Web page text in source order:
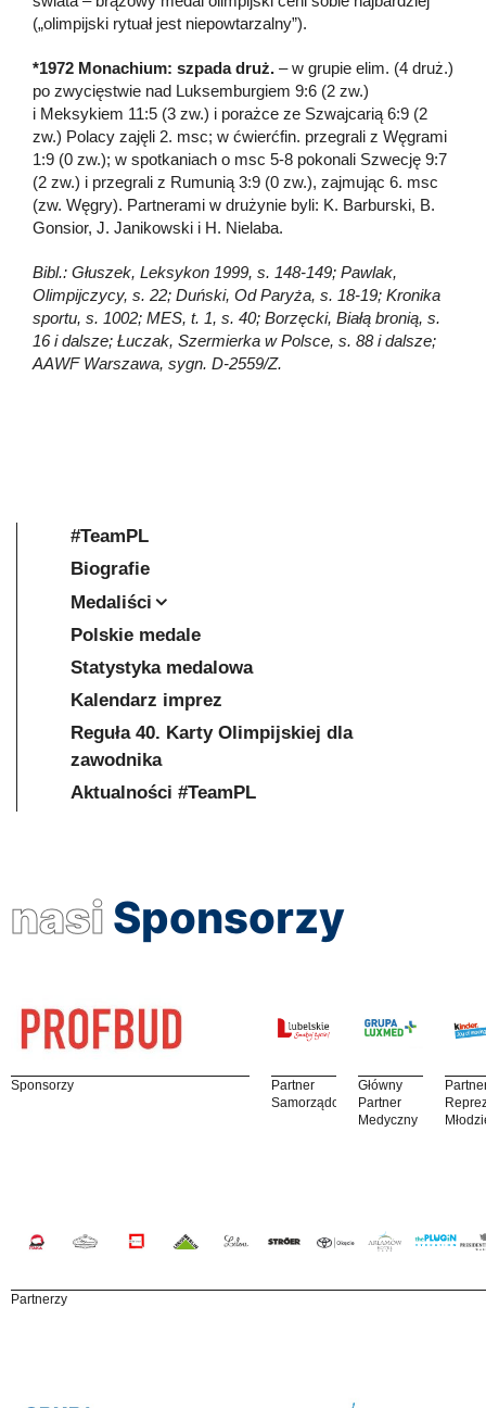
(„olimpijski rytuał jest niepowtarzalny”).
*1972 Monachium: szpada druż. – w grupie elim. (4 druż.)
po zwycięstwie nad Luksemburgiem 9:6 (2 zw.)
i Meksykiem 11:5 (3 zw.) i porażce ze Szwajcarią 6:9 (2
zw.) Polacy zajęli 2. msc; w ćwierćfin. przegrali z Węgrami
1:9 (0 zw.); w spotkaniach o msc 5-8 pokonali Szwecję 9:7
(2 zw.) i przegrali z Rumunią 3:9 (0 zw.), zajmując 6. msc
(zw. Węgry). Partnerami w drużynie byli: K. Barburski, B.
Gonsior, J. Janikowski i H. Nielaba.
Bibl.: Głuszek, Leksykon 1999, s. 148-149; Pawlak,
Olimpijczycy, s. 22; Duński, Od Paryża, s. 18-19; Kronika
sportu, s. 1002; MES, t. 1, s. 40; Borzęcki, Białą bronią, s.
16 i dalsze; Łuczak, Szermierka w Polsce, s. 88 i dalsze;
AAWF Warszawa, sygn. D-2559/Z.
#TeamPL
Biografie
Medaliści
Polskie medale
Statystyka medalowa
Kalendarz imprez
Reguła 40. Karty Olimpijskiej dla
zawodnika
Aktualności #TeamPL
nasi Sponsorzy
Sponsorzy
Partner
Samorządowy
Główny
Partner
Medyczny
Partnerzy